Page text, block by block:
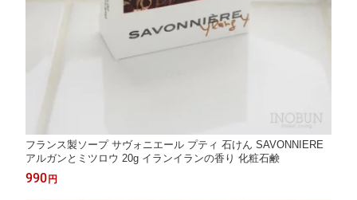
フランス製ソープ サヴォニエール プティ 石けん SAVONNIERE
アルガンとミツロウ 20g イランイランの香り 化粧石鹸
990 円